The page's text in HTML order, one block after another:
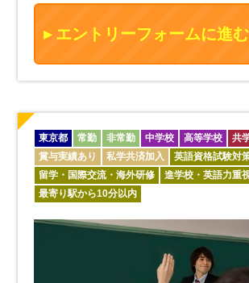
エントリーフォームに進む
東京都 常勤 非常勤 中学校 高等学校 共
賞与実績あり
私学共済加入
英語資格試験対
留学・国際交流・海外研修
進学校・英語力重
最寄り駅から10分以内